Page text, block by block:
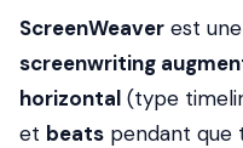
ScreenWeaver est
screenwriting
horizontal (type
et beats pendant que